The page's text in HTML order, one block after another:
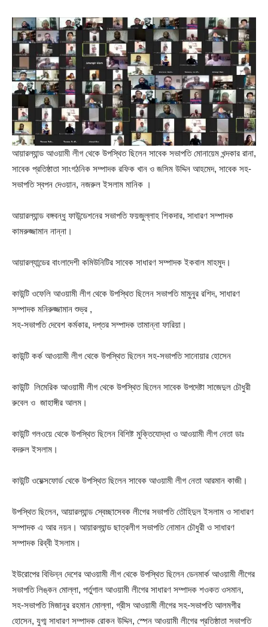
আয়ারল্যান্ড আওয়ামী লীগ থেকে উপস্থিত ছিলেন সাবেক সভাপতি মোনায়েম খন্দকার রানা,
সাবেক প্রতিষ্ঠাতা সাংগঠনিক সম্পাদক রফিক খান ও জসিম উদ্দিন আহমেদ, সাবেক সহ-
সভাপতি স্বপন দেওয়ান, নজরুল ইসলাম মানিক ।
আয়ারল্যান্ড বঙ্গবন্ধু ফাউন্ডেশনের সভাপতি ফয়জুল্লাহ শিকদার, সাধারণ সম্পাদক
কামরুজ্জামান নান্না।
আয়ারল্যান্ডের বাংলাদেশী কমিউনিটির সাবেক সাধারণ সম্পাদক ইকবাল মাহমুদ।
কাউন্টি ওফেলি আওয়ামী লীগ থেকে উপস্থিত ছিলেন সভাপতি মামুনুর রশিদ, সাধারণ
সম্পাদক মনিরুজ্জামান শুভ্র ,
সহ-সভাপতি দেবেশ কর্মকার, দপ্তর সম্পাদক তামান্না ফারিয়া।
কাউন্টি কর্ক আওয়ামী লীগ থেকে উপস্থিত ছিলেন সহ-সভাপতি সানোয়ার হোসেন
কাউন্টি লিমেরিক আওয়ামী লীগ থেকে উপস্থিত ছিলেন সাবেক উপদেষ্টা সাজেদুল চৌধুরী
রুবেল ও জাহাঙ্গীর আলম।
কাউন্টি গলওয়ে থেকে উপস্থিত ছিলেন বিশিষ্ট মুক্তিযোদ্ধা ও আওয়ামী লীগ নেতা ডাঃ
বদরুল ইসলাম।
কাউন্টি ওয়েক্সফোর্ড থেকে উপস্থিত ছিলেন সাবেক আওয়ামী লীগ নেতা আরমান কাজী।
উপস্থিত ছিলেন, আয়ারল্যান্ড স্বেচ্ছাসেবক লীগের সভাপতি তৌহিদুল ইসলাম ও সাধারণ
সম্পাদক এ আর নয়ন। আয়ারল্যান্ড ছাত্রলীগ সভাপতি নোমান চৌধুরী ও সাধারণ
সম্পাদক রিব্বী ইসলাম।
ইউরোপের বিভিন্ন দেশের আওয়ামী লীগ থেকে উপস্থিত ছিলেন ডেনমার্ক আওয়ামী লীগের
সভাপতি লিঙ্কন মোল্লা, পর্তুগাল আওয়ামী লীগের সাধারণ সম্পাদক শওকত ওসমান,
সহ-সভাপতি মিজানুর রহমান মোল্লা, গ্রীস আওয়ামী লীগের সহ-সভাপতি আলমগীর
হোসেন, যুগ্ম সাধারণ সম্পাদক রোকন উদ্দিন, স্পেন আওয়ামী লীগের প্রতিষ্ঠাতা সভাপতি